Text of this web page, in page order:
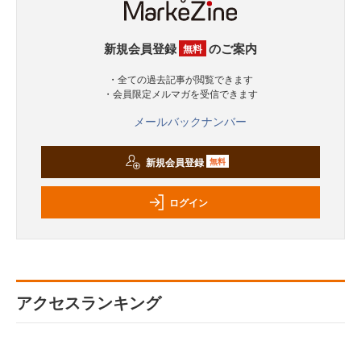
新規会員登録 無料 のご案内
・全ての過去記事が閲覧できます
・会員限定メルマガを受信できます
メールバックナンバー
新規会員登録 無料
ログイン
アクセスランキング